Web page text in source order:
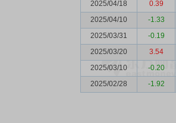
2025/04/18
0.39
2025/04/10
-1.33
2025/03/31
-0.19
2025/03/20
3.54
2025/03/10
-0.20
2025/02/28
-1.92